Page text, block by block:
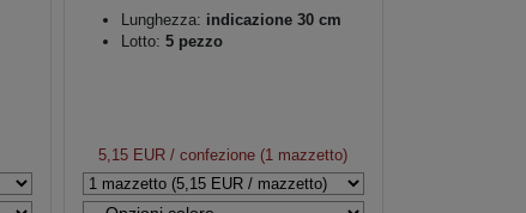
Lunghezza: indicazione 30 cm
Lotto: 5 pezzo
5,15 EUR / confezione (1 mazzetto)